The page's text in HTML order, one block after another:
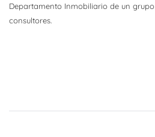
Departamento Inmobiliario de un
consultores.